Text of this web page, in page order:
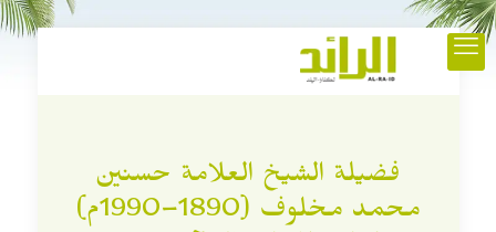
فضيلة الشيخ العلامة حسنين
محمد مخلوف (1890–1990م)